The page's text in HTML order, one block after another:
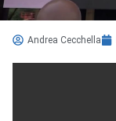
Andrea Cecchella